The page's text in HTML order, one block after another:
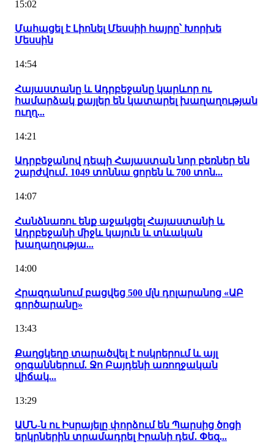
15:02
Մահացել է Լիոնել Մեսսիի հայրը՝ Խորխե
Մեսսին
14:54
Հայաստանը և Ադրբեջանը կարևոր ու
համարձակ քայլեր են կատարել խաղաղության
ուղղ...
14:21
Ադրբեջանով դեպի Հայաստան նոր բեռներ են
շարժվում․ 1049 տոննա ցորեն և 700 տոն...
14:07
Հանձնառու ենք աջակցել Հայաստանի և
Ադրբեջանի միջև կայուն և տևական
խաղաղությա...
14:00
Հրազդանում բացվեց 500 մլն դոլարանոց «ԱԲ
գործարանը»
13:43
Քաղցկեղը տարածվել է ոսկրերում և այլ
օրգաններում. Ջո Բայդենի առողջական
վիճակ...
13:29
ԱՄՆ-ն ու Իսրայելը փորձում են Պարսից ծոցի
երկրներին տրամադրել Իրանի դեմ․ Փեզ...